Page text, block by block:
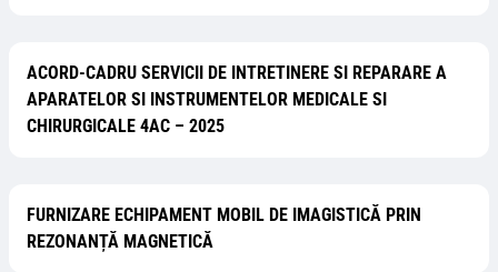
ACORD-CADRU SERVICII DE INTRETINERE SI REPARARE A
APARATELOR SI INSTRUMENTELOR MEDICALE SI
CHIRURGICALE 4AC – 2025
FURNIZARE ECHIPAMENT MOBIL DE IMAGISTICĂ PRIN
REZONANȚĂ MAGNETICĂ